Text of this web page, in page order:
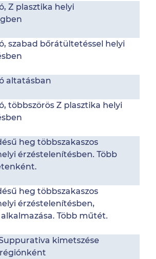
Z plasztika helyi
szabad bőrátültetéssel helyi
altatásban
többszörös Z plasztika helyi
heg többszakaszos
érzéstelenítésben. Több
heg többszakaszos
érzéstelenítésben,
Több műtét.
kimetszése